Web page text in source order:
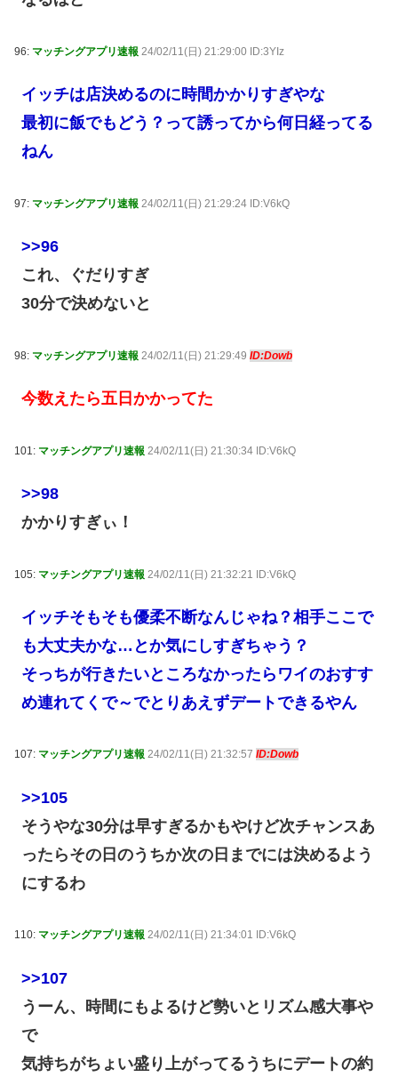
96: マッチングアプリ速報 24/02/11(日) 21:29:00 ID:3YIz
イッチは店決めるのに時間かかりすぎやな
最初に飯でもどう？って誘ってから何日経ってる
ねん
97: マッチングアプリ速報 24/02/11(日) 21:29:24 ID:V6kQ
>>96
これ、ぐだりすぎ
30分で決めないと
98: マッチングアプリ速報 24/02/11(日) 21:29:49 ID:Dowb
今数えたら五日かかってた
101: マッチングアプリ速報 24/02/11(日) 21:30:34 ID:V6kQ
>>98
かかりすぎぃ！
105: マッチングアプリ速報 24/02/11(日) 21:32:21 ID:V6kQ
イッチそもそも優柔不断なんじゃね？相手ここで
も大丈夫かな…とか気にしすぎちゃう？
そっちが行きたいところなかったらワイのおすす
め連れてくで～でとりあえずデートできるやん
107: マッチングアプリ速報 24/02/11(日) 21:32:57 ID:Dowb
>>105
そうやな30分は早すぎるかもやけど次チャンスあ
ったらその日のうちか次の日までには決めるよう
にするわ
110: マッチングアプリ速報 24/02/11(日) 21:34:01 ID:V6kQ
>>107
うーん、時間にもよるけど勢いとリズム感大事や
で
気持ちがちょい盛り上がってるうちにデートの約